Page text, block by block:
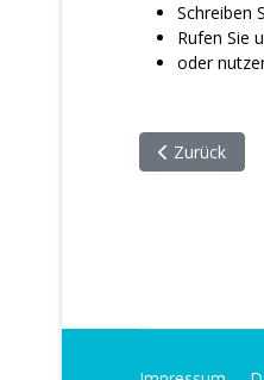
Schreiben
Rufen Sie
oder
Vorheriger
Zurück